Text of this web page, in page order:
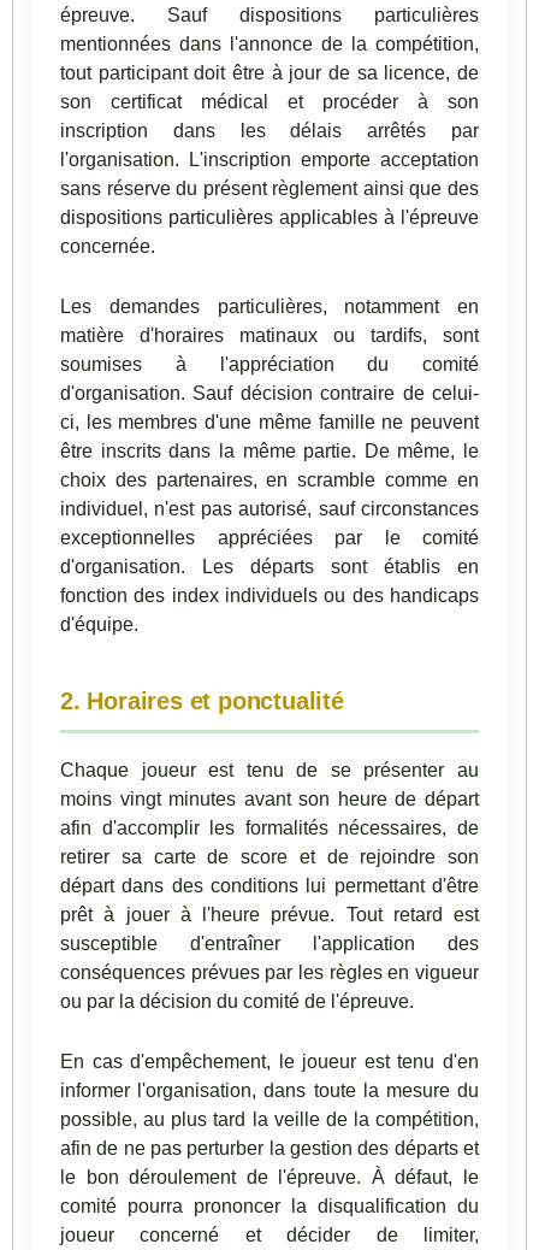
épreuve. Sauf dispositions particulières
mentionnées dans l'annonce de la compétition,
tout participant doit être à jour de sa licence, de
son certificat médical et procéder à son
inscription dans les délais arrêtés par
l'organisation. L'inscription emporte acceptation
sans réserve du présent règlement ainsi que des
dispositions particulières applicables à l'épreuve
concernée.
Les demandes particulières, notamment en
matière d'horaires matinaux ou tardifs, sont
soumises à l'appréciation du comité
d'organisation. Sauf décision contraire de celui-
ci, les membres d'une même famille ne peuvent
être inscrits dans la même partie. De même, le
choix des partenaires, en scramble comme en
individuel, n'est pas autorisé, sauf circonstances
exceptionnelles appréciées par le comité
d'organisation. Les départs sont établis en
fonction des index individuels ou des handicaps
d'équipe.
2. Horaires et ponctualité
Chaque joueur est tenu de se présenter au
moins vingt minutes avant son heure de départ
afin d'accomplir les formalités nécessaires, de
retirer sa carte de score et de rejoindre son
départ dans des conditions lui permettant d'être
prêt à jouer à l'heure prévue. Tout retard est
susceptible d'entraîner l'application des
conséquences prévues par les règles en vigueur
ou par la décision du comité de l'épreuve.
En cas d'empêchement, le joueur est tenu d'en
informer l'organisation, dans toute la mesure du
possible, au plus tard la veille de la compétition,
afin de ne pas perturber la gestion des départs et
le bon déroulement de l'épreuve. À défaut, le
comité pourra prononcer la disqualification du
joueur concerné et décider de limiter,